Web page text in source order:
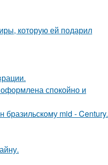
которую ей подарил
спокойно и
mid - Century.